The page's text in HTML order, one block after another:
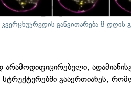
განვითარება 8 დღის
არამოდიფიცირებული,
გააერთიანეს,